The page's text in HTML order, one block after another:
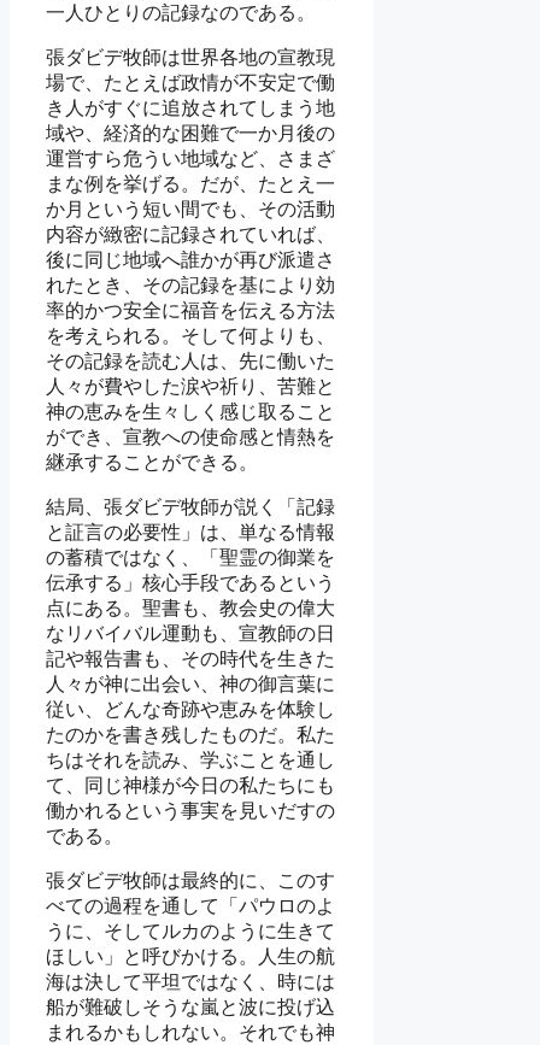
一人ひとりの記録なのである。
張ダビデ牧師は世界各地の宣教現
場で、たとえば政情が不安定で働
き人がすぐに追放されてしまう地
域や、経済的な困難で一か月後の
運営すら危うい地域など、さまざ
まな例を挙げる。だが、たとえ一
か月という短い間でも、その活動
内容が緻密に記録されていれば、
後に同じ地域へ誰かが再び派遣さ
れたとき、その記録を基により効
率的かつ安全に福音を伝える方法
を考えられる。そして何よりも、
その記録を読む人は、先に働いた
人々が費やした涙や祈り、苦難と
神の恵みを生々しく感じ取ること
ができ、宣教への使命感と情熱を
継承することができる。
結局、張ダビデ牧師が説く「記録
と証言の必要性」は、単なる情報
の蓄積ではなく、「聖霊の御業を
伝承する」核心手段であるという
点にある。聖書も、教会史の偉大
なリバイバル運動も、宣教師の日
記や報告書も、その時代を生きた
人々が神に出会い、神の御言葉に
従い、どんな奇跡や恵みを体験し
たのかを書き残したものだ。私た
ちはそれを読み、学ぶことを通し
て、同じ神様が今日の私たちにも
働かれるという事実を見いだすの
である。
張ダビデ牧師は最終的に、このす
べての過程を通して「パウロのよ
うに、そしてルカのように生きて
ほしい」と呼びかける。人生の航
海は決して平坦ではなく、時には
船が難破しそうな嵐と波に投げ込
まれるかもしれない。それでも神